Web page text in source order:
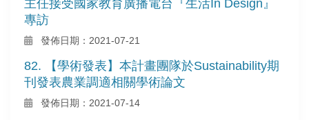
主任接受國家教育廣播電台『生活In Design』
專訪
發佈日期：2021-07-21
82. 【學術發表】本計畫團隊於Sustainability期
刊發表農業調適相關學術論文
發佈日期：2021-07-14